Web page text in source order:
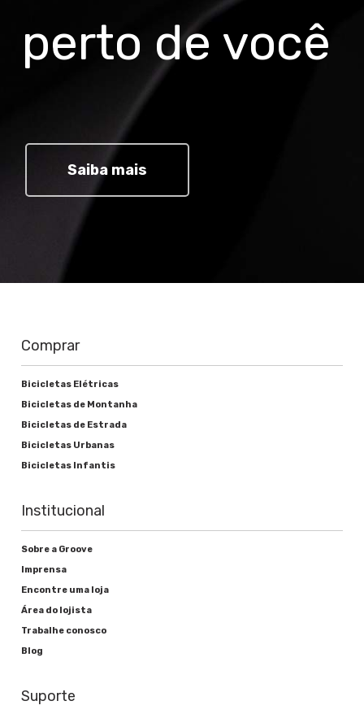
perto de você
Saiba mais
Comprar
Bicicletas Elétricas
Bicicletas de Montanha
Bicicletas de Estrada
Bicicletas Urbanas
Bicicletas Infantis
Institucional
Sobre a Groove
Imprensa
Encontre uma loja
Área do lojista
Trabalhe conosco
Blog
Suporte